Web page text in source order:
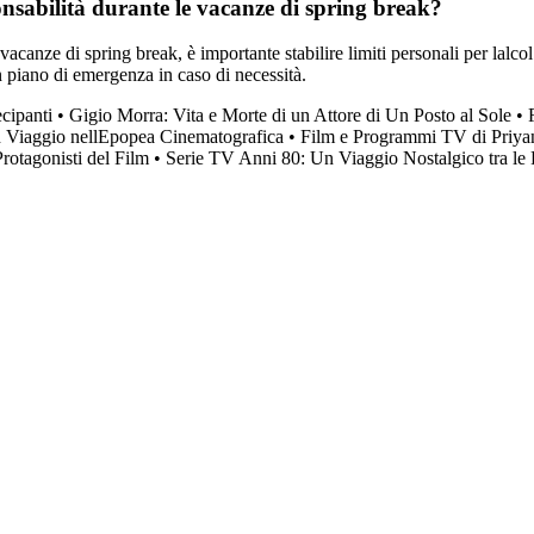
durante le vacanze di spring break?
di spring break, è importante stabilire limiti personali per
di emergenza in caso di necessità.
• Gigio Morra: Vita e Morte di un Attore di Un Posto al Sole •
nellEpopea Cinematografica • Film e Programmi TV di
del Film • Serie TV Anni 80: Un Viaggio Nostalgico tra le